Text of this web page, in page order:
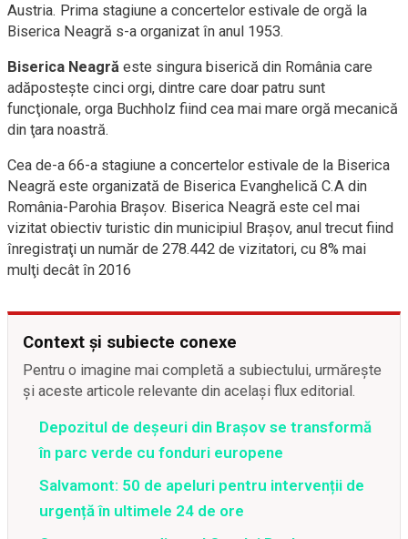
Austria. Prima stagiune a concertelor estivale de orgă la
Biserica Neagră s-a organizat în anul 1953.
Biserica Neagră este singura biserică din România care
adăposteşte cinci orgi, dintre care doar patru sunt
funcţionale, orga Buchholz fiind cea mai mare orgă mecanică
din ţara noastră.
Cea de-a 66-a stagiune a concertelor estivale de la Biserica
Neagră este organizată de Biserica Evanghelică C.A din
România-Parohia Braşov. Biserica Neagră este cel mai
vizitat obiectiv turistic din municipiul Braşov, anul trecut fiind
înregistraţi un număr de 278.442 de vizitatori, cu 8% mai
mulţi decât în 2016
Context și subiecte conexe
Pentru o imagine mai completă a subiectului, urmărește
și aceste articole relevante din același flux editorial.
Depozitul de deșeuri din Brașov se transformă
în parc verde cu fonduri europene
Salvamont: 50 de apeluri pentru intervenții de
urgență în ultimele 24 de ore